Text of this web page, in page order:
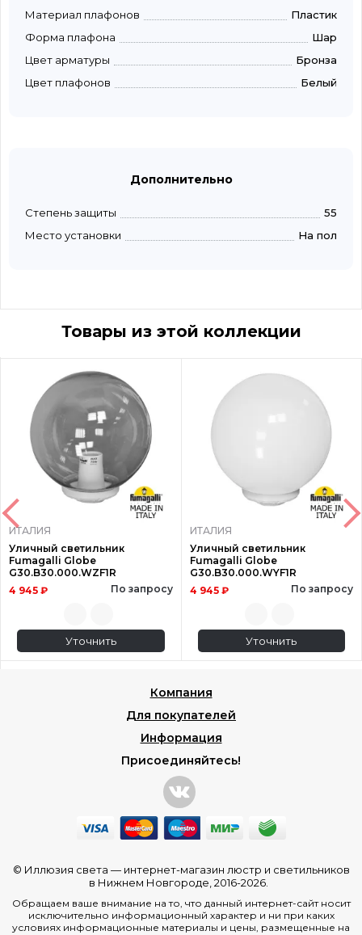
Материал плафонов
Пластик
Форма плафона
Шар
Цвет арматуры
Бронза
Цвет плафонов
Белый
Дополнительно
Степень защиты
55
Место установки
На пол
Товары из этой коллекции
ИТАЛИЯ
Уличный светильник
Fumagalli Globe
G30.B30.000.WZF1R
4 945 ₽
По запросу
Уточнить
ИТАЛИЯ
Уличный светильник
Fumagalli Globe
G30.B30.000.WYF1R
4 945 ₽
По запросу
Уточнить
Компания
Для покупателей
Информация
Присоединяйтесь!
© Иллюзия света — интернет-магазин люстр и светильников
в Нижнем Новгороде , 2016-2026.
Обращаем ваше внимание на то, что данный интернет-сайт носит
исключительно информационный характер и ни при каких
условиях информационные материалы и цены, размещенные на